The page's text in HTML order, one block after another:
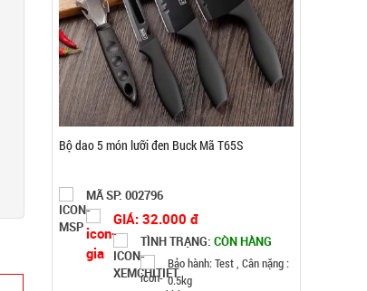
Máy phun sương xông tinh dầu tạo độ ẩm Vân
Gỗ Aroma - CAO
MÃ SP: 003185
GIÁ: 52.000 đ
TÌNH TRẠNG: